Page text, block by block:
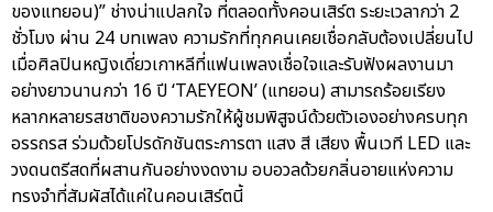
ของแทยอน)” ช่างน่าแปลกใจ ที่ตลอดทั้งคอนเสิร์ต ระยะเวลากว่า 2
ชั่วโมง ผ่าน 24 บทเพลง ความรักที่ทุกคนเคยเชื่อกลับต้องเปลี่ยนไป
เมื่อศิลปินหญิงเดี่ยวเกาหลีที่แฟนเพลงเชื่อใจและรับฟังผลงานมา
อย่างยาวนานกว่า 16 ปี ‘TAEYEON’ (แทยอน) สามารถร้อยเรียง
หลากหลายรสชาติของความรักให้ผู้ชมพิสูจน์ด้วยตัวเองอย่างครบทุก
อรรถรส ร่วมด้วยโปรดักชันตระการตา แสง สี เสียง พื้นเวที LED และ
วงดนตรีสดที่ผสานกันอย่างงดงาม อบอวลด้วยกลิ่นอายแห่งความ
ทรงจำที่สัมผัสได้แค่ในคอนเสิร์ตนี้